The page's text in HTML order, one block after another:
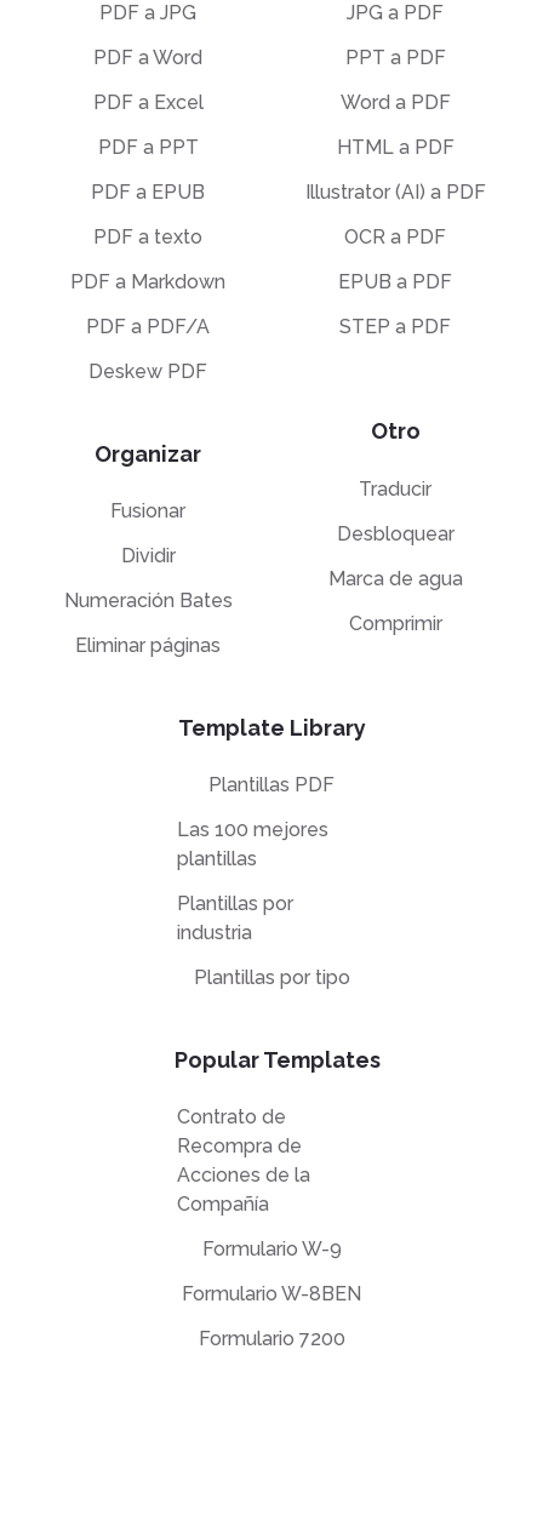
PDF a JPG
PDF a Word
PDF a Excel
PDF a PPT
PDF a EPUB
PDF a texto
PDF a Markdown
PDF a PDF/A
Deskew PDF
Organizar
Fusionar
Dividir
Numeración Bates
Eliminar páginas
JPG a PDF
PPT a PDF
Word a PDF
HTML a PDF
Illustrator (AI) a PDF
OCR a PDF
EPUB a PDF
STEP a PDF
Otro
Traducir
Desbloquear
Marca de agua
Comprimir
Template Library
Plantillas PDF
Las 100 mejores
plantillas
Plantillas por
industria
Plantillas por tipo
Popular Templates
Contrato de
Recompra de
Acciones de la
Compañía
Formulario W-9
Formulario W-8BEN
Formulario 7200